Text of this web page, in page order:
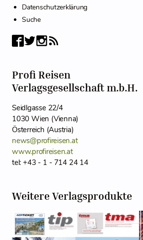
Datenschutzerklärung
Suche
Profi Reisen
Verlagsgesellschaft m.b.H.
Seidlgasse 22/4
1030 Wien (Vienna)
Österreich (Austria)
news@profireisen.at
www.profireisen.at
tel: +43 - 1 - 714 24 14
Weitere Verlagsprodukte